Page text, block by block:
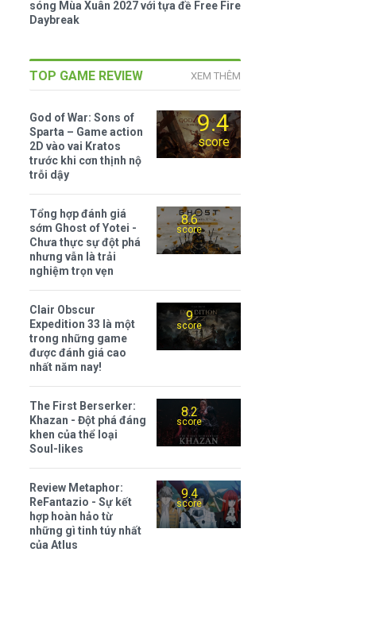
sóng Mùa Xuân 2027 với tựa đề Free Fire
Daybreak
TOP GAME REVIEW XEM THÊM
9.4
score
God of War: Sons of
Sparta – Game action
2D vào vai Kratos
trước khi cơn thịnh nộ
trỗi dậy
8.6
score
Tổng hợp đánh giá
sớm Ghost of Yotei -
Chưa thực sự đột phá
nhưng vẫn là trải
nghiệm trọn vẹn
9
score
Clair Obscur
Expedition 33 là một
trong những game
được đánh giá cao
nhất năm nay!
8.2
score
The First Berserker:
Khazan - Đột phá đáng
khen của thể loại
Soul-likes
9.4
score
Review Metaphor:
ReFantazio - Sự kết
hợp hoàn hảo từ
những gì tinh túy nhất
của Atlus